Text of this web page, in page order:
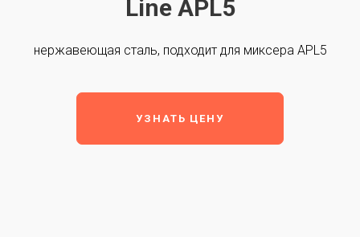
Line APL5
нержавеющая сталь, подходит для миксера APL5
УЗНАТЬ ЦЕНУ